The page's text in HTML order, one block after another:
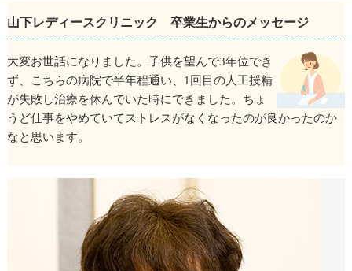
山下レディースクリニック 卒業生からのメッセージ
大変お世話になりました。子供を望んで3年位でき
ず、こちらの病院で半年程通い、1回目の人工授精
が失敗し治療を休んでいた時にできました。ちょ
うど仕事をやめていてストレスがなくなったのが良かったのか
なと思います。